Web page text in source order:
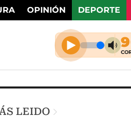
OPINIÓN DEPORTE
LEIDO